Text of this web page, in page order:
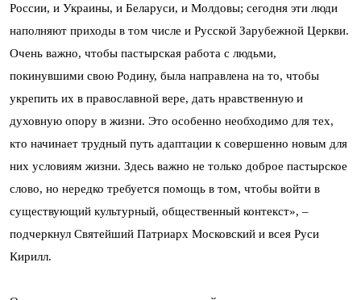
России, и Украины, и Беларуси, и Молдовы; сегодня эти люди
наполняют приходы в том числе и Русской Зарубежной Церкви.
Очень важно, чтобы пастырская работа с людьми,
покинувшими свою Родину, была направлена на то, чтобы
укрепить их в православной вере, дать нравственную и
духовную опору в жизни. Это особенно необходимо для тех,
кто начинает трудный путь адаптации к совершенно новым для
них условиям жизни. Здесь важно не только доброе пастырское
слово, но нередко требуется помощь в том, чтобы войти в
существующий культурный, общественный контекст», –
подчеркнул Святейший Патриарх Московский и всея Руси
Кирилл.